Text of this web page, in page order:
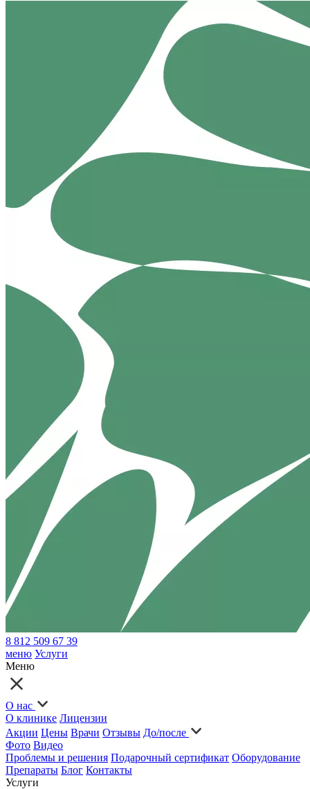
8 812 509 67 39
меню Услуги
Меню
О нас
О клинике Лицензии
Акции Цены Врачи Отзывы До/после
Фото Видео
Проблемы и решения Подарочный сертификат Оборудование
Препараты Блог Контакты
Услуги